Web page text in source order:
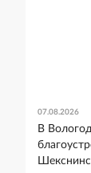
07.08.2026
В